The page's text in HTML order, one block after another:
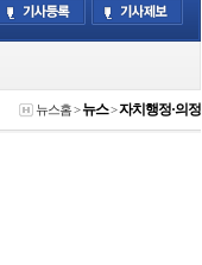
뉴스홈>뉴스>자치행정·의정